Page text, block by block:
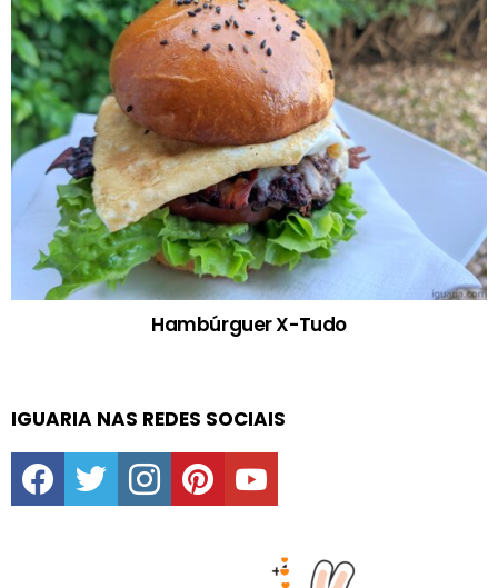
Hambúrguer X-Tudo
IGUARIA NAS REDES SOCIAIS
facebooktwitter instagrampinterestyoutube